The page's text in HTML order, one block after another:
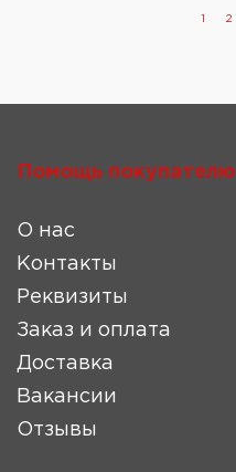
2
Помощь покупателю
О нас
Контакты
Реквизиты
Заказ и оплата
Доставка
Вакансии
Отзывы